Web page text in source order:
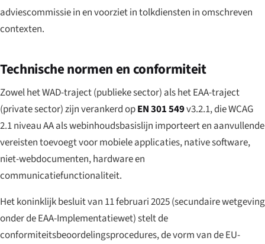
adviescommissie in en voorziet in tolkdiensten in omschreven
contexten.
Technische normen en conformiteit
Zowel het WAD-traject (publieke sector) als het EAA-traject
(private sector) zijn verankerd opEN 301 549v3.2.1, die WCAG
2.1 niveau AA als webinhoudsbasislijn importeert en aanvullende
vereisten toevoegt voor mobiele applicaties, native software,
niet-webdocumenten, hardware en
communicatiefunctionaliteit.
Het koninklijk besluit van 11 februari 2025 (secundaire wetgeving
onder de EAA-Implementatiewet) stelt de
conformiteitsbeoordelingsprocedures, de vorm van de EU-